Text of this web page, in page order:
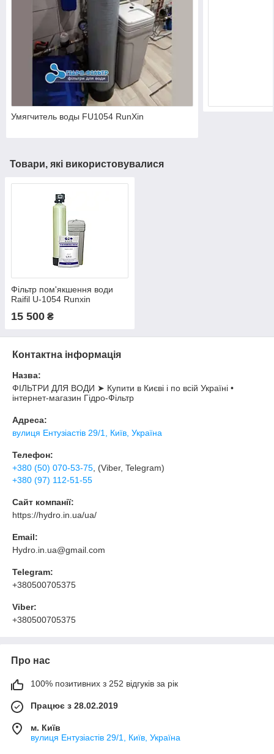
Умягчитель воды FU1054 RunXin
Товари, які використовувалися
Фільтр пом'якшення води
Raifil U-1054 Runxin
15 500 ₴
Контактна інформація
Назва:
ФІЛЬТРИ ДЛЯ ВОДИ ➤ Купити в Києві і по всій Україні •
інтернет-магазин Гідро-Фільтр
Адреса:
вулиця Ентузіастів 29/1, Київ, Україна
Телефон:
+380 (50) 070-53-75 , (Viber, Telegram)
+380 (97) 112-51-55
Сайт компанії:
https://hydro.in.ua/ua/
Email:
Hydro.in.ua@gmail.com
Telegram:
+380500705375
Viber:
+380500705375
Про нас
100% позитивних з 252 відгуків за рік
Працює з 28.02.2019
м. Київ
вулиця Ентузіастів 29/1, Київ, Україна